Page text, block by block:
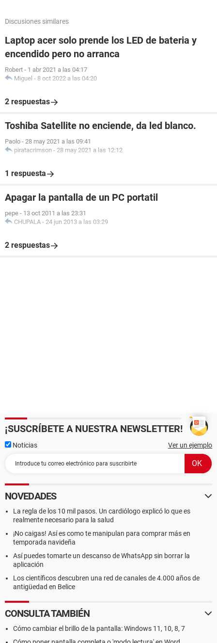
Discusiones similares
Laptop acer solo prende los LED de bateria y
encendido pero no arranca
Robert - 1 abr 2021 a las 04:17
Miguel - 8 oct 2022 a las 04:20
2 respuestas
Toshiba Satellite no enciende, da led blanco.
Paolo - 28 may 2021 a las 09:41
piratacrimson - 28 may 2021 a las 12:12
1 respuesta
Apagar la pantalla de un PC portatil
pepe - 13 oct 2011 a las 23:31
CHUPALA - 24 jun 2013 a las 03:29
2 respuestas
¡SUSCRÍBETE A NUESTRA NEWSLETTER!
Noticias Ver un ejemplo
NOVEDADES
La regla de los 10 mil pasos. Un cardiólogo explicó lo que es
realmente necesario para la salud
¡No caigas! Así es como te manipulan para comprar más en
temporada navideña
Así puedes tomarte un descanso de WhatsApp sin borrar la
aplicación
Los científicos descubren una red de canales de 4.000 años de
antigüedad en Belice
CONSULTA TAMBIÉN
Cómo cambiar el brillo de la pantalla: Windows 11, 10, 8, 7